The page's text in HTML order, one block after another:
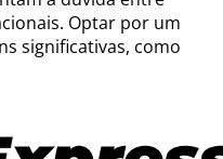
Optar por um
significativas, como